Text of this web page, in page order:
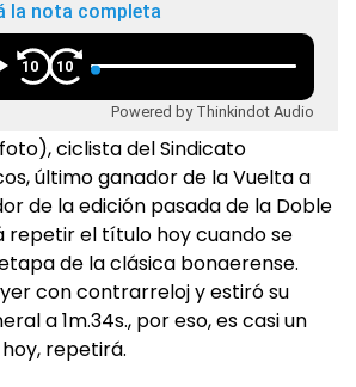
la nota completa
10 10
Powered by Thinkindot Audio
ciclista del Sindicato
último ganador de la Vuelta a
de la edición pasada de la Doble
repetir el título hoy cuando se
de la clásica bonaerense.
con contrarreloj y estiró su
a 1m.34s., por eso, es casi un
repetirá.